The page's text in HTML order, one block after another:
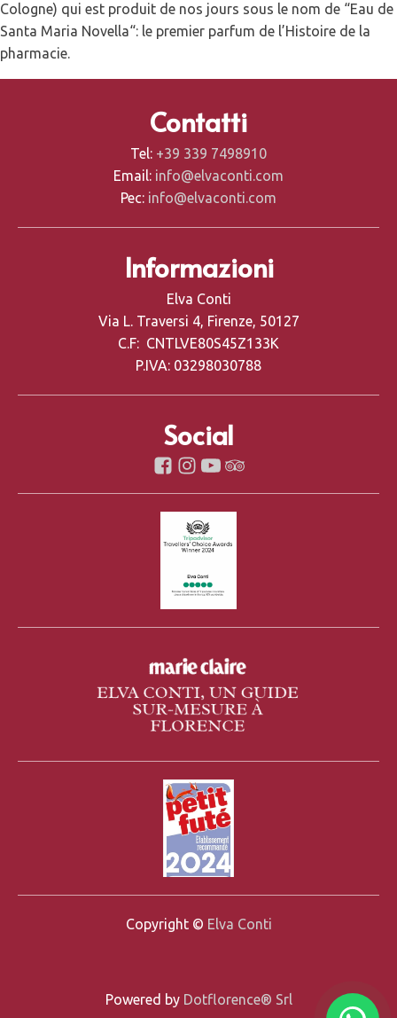
Cologne) qui est produit de nos jours sous le nom de “Eau de
Santa Maria Novella“: le premier parfum de l’Histoire de la
pharmacie.
Contatti
Tel: +39 339 7498910
Email: info@elvaconti.com
Pec: info@elvaconti.com
Informazioni
Elva Conti
Via L. Traversi 4, Firenze, 50127
C.F: CNTLVE80S45Z133K
P.IVA: 03298030788
Social
Copyright © Elva Conti
Powered by Dotflorence® Srl